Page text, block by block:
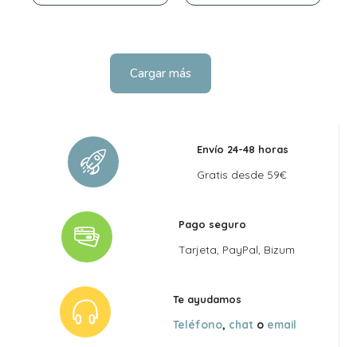
era:
es:
era:
es:
Cargar más
Envío 24-48 horas
Gratis desde 59€
Pago seguro
Tarjeta, PayPal, Bizum
Te ayudamos
Teléfono, chat o email